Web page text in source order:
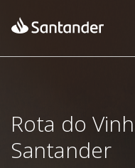
App Santander
Rota do
Santander